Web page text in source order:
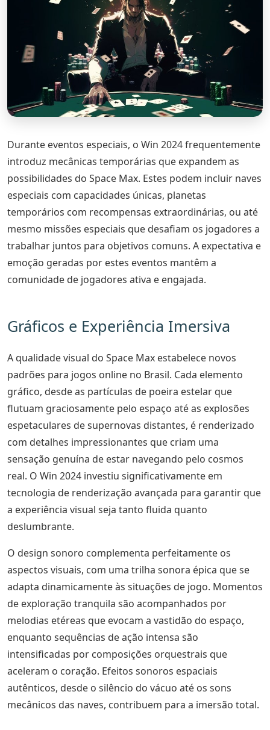
Durante eventos especiais, o Win 2024 frequentemente
introduz mecânicas temporárias que expandem as
possibilidades do Space Max. Estes podem incluir naves
especiais com capacidades únicas, planetas
temporários com recompensas extraordinárias, ou até
mesmo missões especiais que desafiam os jogadores a
trabalhar juntos para objetivos comuns. A expectativa e
emoção geradas por estes eventos mantêm a
comunidade de jogadores ativa e engajada.
Gráficos e Experiência Imersiva
A qualidade visual do Space Max estabelece novos
padrões para jogos online no Brasil. Cada elemento
gráfico, desde as partículas de poeira estelar que
flutuam graciosamente pelo espaço até as explosões
espetaculares de supernovas distantes, é renderizado
com detalhes impressionantes que criam uma
sensação genuína de estar navegando pelo cosmos
real. O Win 2024 investiu significativamente em
tecnologia de renderização avançada para garantir que
a experiência visual seja tanto fluida quanto
deslumbrante.
O design sonoro complementa perfeitamente os
aspectos visuais, com uma trilha sonora épica que se
adapta dinamicamente às situações de jogo. Momentos
de exploração tranquila são acompanhados por
melodias etéreas que evocam a vastidão do espaço,
enquanto sequências de ação intensa são
intensificadas por composições orquestrais que
aceleram o coração. Efeitos sonoros espaciais
autênticos, desde o silêncio do vácuo até os sons
mecânicos das naves, contribuem para a imersão total.